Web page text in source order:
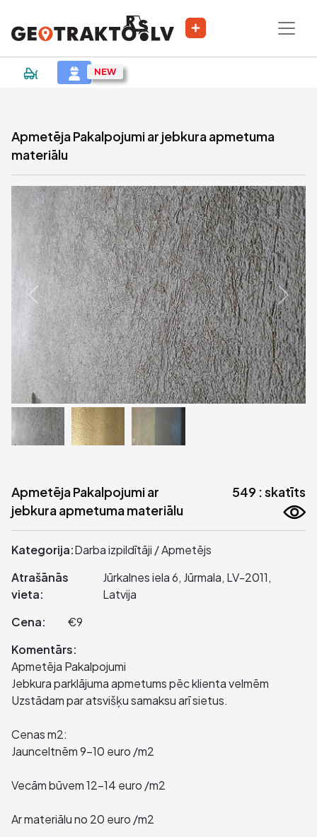
|Sludinājums
Apmetēja Pakalpojumi ar jebkura apmetuma
materiālu
Apmetēja Pakalpojumi ar
jebkura apmetuma materiālu
549 : skatīts
Kategorija:Darba izpildītāji / Apmetējs
Atrašānās
vieta:
Jūrkalnes iela 6, Jūrmala, LV-2011,
Latvija
Cena:
€9
Komentārs:
Apmetēja Pakalpojumi
Jebkura parklājuma apmetums pēc klienta velmēm
Uzstādam par atsvišķu samaksu arī sietus.
Cenas m2:
Jaunceltnēm 9-10 euro /m2
Vecām būvem 12-14 euro /m2
Ar materiālu no 20 euro /m2